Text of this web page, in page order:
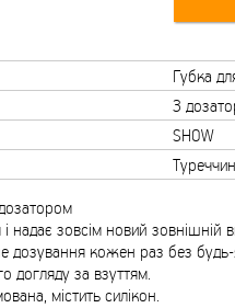
Губка
З
SHOW
і надає зовсім новий
дозування кожен раз без
догляду за взуттям.
містить силікон.